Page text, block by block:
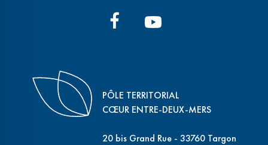
PÔLE TERRITORIAL
CŒUR ENTRE-DEUX-MERS
20 bis Grand Rue - 33760 Targon